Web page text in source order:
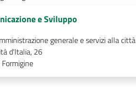
e Sviluppo
generale e servizi alla città
d'Italia, 26
Formigine